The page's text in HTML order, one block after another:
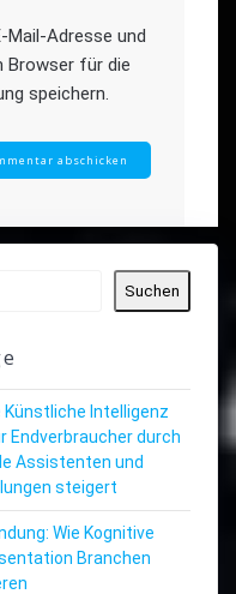
Mail-Adresse und
Browser für die
speichern.
Suchen
Künstliche Intelligenz
Endverbraucher durch
Assistenten und
steigert
Wie Kognitive
Branchen